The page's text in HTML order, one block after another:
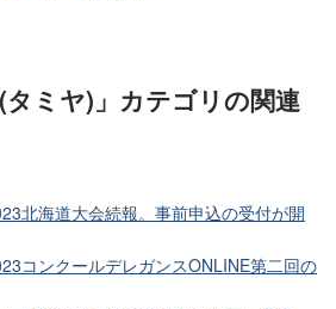
タミヤ)」カテゴリの関連
北海道大会続報。事前申込の受付が開
コンクールデレガンスONLINE第二回の